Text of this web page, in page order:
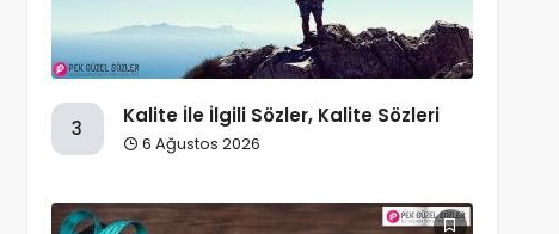
3
Kalite İle İlgili Sözler, Kalite Sözleri
6 Ağustos 2026